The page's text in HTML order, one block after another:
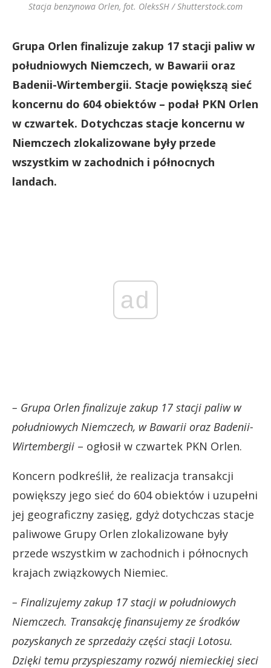
Stacja benzynowa Orlen, fot. OleksSH / Shutterstock.com
Grupa Orlen finalizuje zakup 17 stacji paliw w
południowych Niemczech, w Bawarii oraz
Badenii-Wirtembergii. Stacje powiększą sieć
koncernu do 604 obiektów – podał PKN Orlen
w czwartek. Dotychczas stacje koncernu w
Niemczech zlokalizowane były przede
wszystkim w zachodnich i północnych
landach.
ad
– Grupa Orlen finalizuje zakup 17 stacji paliw w
południowych Niemczech, w Bawarii oraz Badenii-
Wirtembergii – ogłosił w czwartek PKN Orlen.
Koncern podkreślił, że realizacja transakcji
powiększy jego sieć do 604 obiektów i uzupełni
jej geograficzny zasięg, gdyż dotychczas stacje
paliwowe Grupy Orlen zlokalizowane były
przede wszystkim w zachodnich i północnych
krajach związkowych Niemiec.
– Finalizujemy zakup 17 stacji w południowych
Niemczech. Transakcję finansujemy ze środków
pozyskanych ze sprzedaży części stacji Lotosu.
Dzięki temu przyspieszamy rozwój niemieckiej sieci